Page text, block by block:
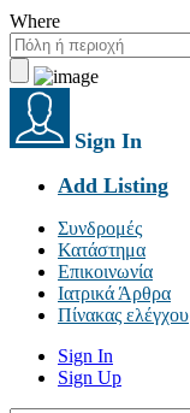
Where
Sign In
Add Listing
Συνδρομές
Κατάστημα
Επικοινωνία
Ιατρικά Άρθρα
Πίνακας ελέγχου
Sign In
Sign Up